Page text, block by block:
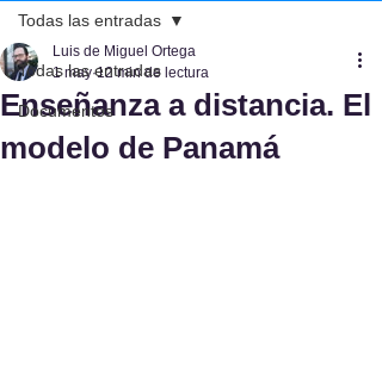
Todas las entradas
Documentos
Todas las entradas
Enseñanza a distancia. El
modelo de Panamá
Luis de Miguel Ortega
1 may 12 min de lectura